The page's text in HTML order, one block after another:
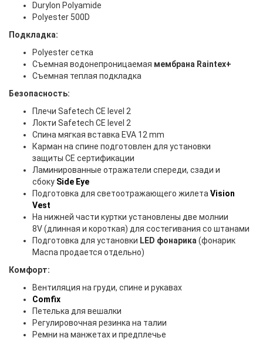
Durylon Polyamide
Polyester 500D
Подкладка:
Polyester сетка
Съемная водонепроницаемая мембрана Raintex+
Съемная теплая подкладка
Безопасность:
Плечи Safetech CE level 2
Локти Safetech CE level 2
Спина мягкая вставка EVA 12 mm
Карман на спине подготовлен для установки
защиты CE сертификации
Ламинированные отражатели спереди, сзади и
сбоку Side Eye
Подготовка для светоотражающего жилета Vision
Vest
На нижней части куртки установлены две молнии
8V (длинная и короткая) для состегивания со штанами
Подготовка для установки LED фонарика (фонарик
Macna продается отдельно)
Комфорт:
Вентиляция на груди, спине и рукавах
Comfix
Петелька для вешалки
Регулировочная резинка на талии
Ремни на манжетах и предплечье